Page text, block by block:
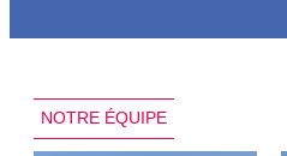
NOTRE ÉQUIPE